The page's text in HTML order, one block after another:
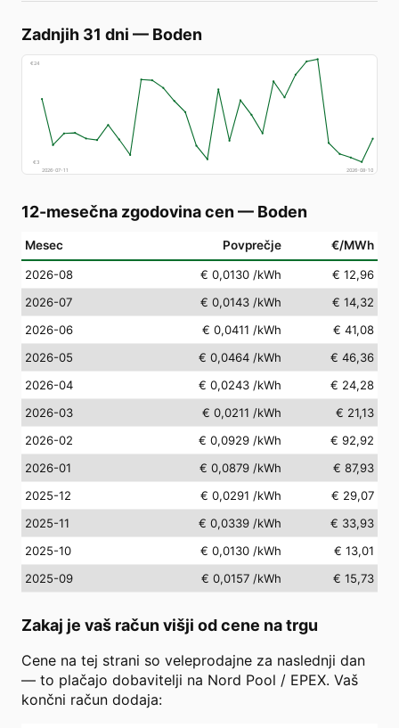
Zadnjih 31 dni — Boden
€24
€3
2026-07-11
2026-08-10
12-mesečna zgodovina cen — Boden
Mesec Povprečje €/MWh
2026-08 € 0,0130 /kWh
€ 12,96
2026-07
€ 0,0143 /kWh
€ 14,32
2026-06
€ 0,0411 /kWh
€ 41,08
2026-05
€ 0,0464 /kWh
€ 46,36
2026-04
€ 0,0243 /kWh
€ 24,28
2026-03
€ 0,0211 /kWh
€ 21,13
2026-02
€ 0,0929 /kWh
€ 92,92
2026-01
€ 0,0879 /kWh
€ 87,93
2025-12
€ 0,0291 /kWh
€ 29,07
2025-11
€ 0,0339 /kWh
€ 33,93
2025-10
€ 0,0130 /kWh
€ 13,01
2025-09
€ 0,0157 /kWh € 15,73
Zakaj je vaš račun višji od cene na trgu
Cene na tej strani so veleprodajne za naslednji dan
— to plačajo dobavitelji na Nord Pool / EPEX. Vaš
končni račun dodaja: